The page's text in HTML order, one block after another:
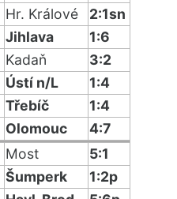
Hr. Králové
2:1sn
Jihlava
1:6
Kadaň
3:2
Ústí n/L
1:4
Třebíč
1:4
Olomouc
4:7
Most
5:1
Šumperk
1:2p